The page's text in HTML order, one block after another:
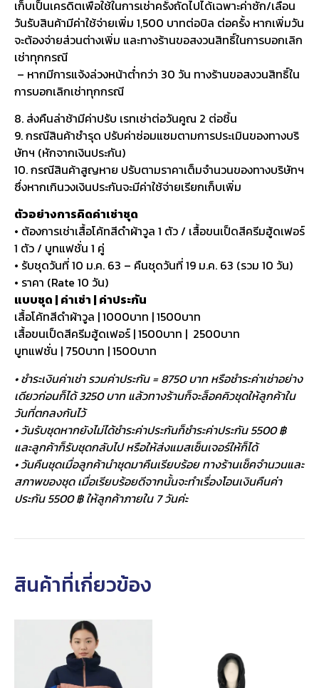
เก็บเป็นเครดิตเพื่อใช้ในการเช่าครั้งถัดไปได้เฉพาะค่าซัก/เลื่อน
วันรับสินค้ามีค่าใช้จ่ายเพิ่ม 1,500 บาทต่อบิล ต่อครั้ง หากเพิ่มวัน
จะต้องจ่ายส่วนต่างเพิ่ม และทางร้านขอสงวนสิทธิ์ในการบอกเลิก
เช่าทุกกรณี
– หากมีการแจ้งล่วงหน้าต่ำกว่า 30 วัน ทางร้านขอสงวนสิทธิ์ใน
การบอกเลิกเช่าทุกกรณี
8. ส่งคืนล่าช้ามีค่าปรับ เรทเช่าต่อวันคูณ 2 ต่อชิ้น
9. กรณีสินค้าชำรุด ปรับค่าซ่อมแซมตามการประเมินของทางบริ
ษัทฯ (หักจากเงินประกัน)
10. กรณีสินค้าสูญหาย ปรับตามราคาเต็มจำนวนของทางบริษัทฯ
ซึ่งหากเกินวงเงินประกันจะมีค่าใช้จ่ายเรียกเก็บเพิ่ม
ตัวอย่างการคิดค่าเช่าชุด
• ต้องการเช่าเสื้อโค้ทสีดำผ้าวูล 1 ตัว / เสื้อขนเป็ดสีครีมฮู้ดเฟอร์
1 ตัว / บูทแฟชั่น 1 คู่
• รับชุดวันที่ 10 ม.ค. 63 – คืนชุดวันที่ 19 ม.ค. 63 (รวม 10 วัน)
• ราคา (Rate 10 วัน)
แบบชุด | ค่าเช่า | ค่าประกัน
เสื้อโค้ทสีดำผ้าวูล | 1000บาท | 1500บาท
เสื้อขนเป็ดสีครีมฮู้ดเฟอร์ | 1500บาท | 2500บาท
บูทแฟชั่น | 750บาท | 1500บาท
• ชำระเงินค่าเช่า รวมค่าประกัน = 8750 บาท หรือชำระค่าเช่าอย่าง
เดียวก่อนก็ได้ 3250 บาท แล้วทางร้านก็จะล็อคคิวชุดให้ลูกค้าใน
วันที่ตกลงกันไว้
• วันรับชุดหากยังไม่ได้ชำระค่าประกันก็ชำระค่าประกัน 5500 ฿
และลูกค้าก็รับชุดกลับไป หรือให้ส่งแมสเซ็นเจอร์ให้ก็ได้
• วันคืนชุดเมื่อลูกค้านำชุดมาคืนเรียบร้อย ทางร้านเช็คจำนวนและ
สภาพของชุด เมื่อเรียบร้อยดีจากนั้นจะทำเรื่องโอนเงินคืนค่า
ประกัน 5500 ฿ ให้ลูกค้าภายใน 7 วันค่ะ
สินค้าที่เกี่ยวข้อง